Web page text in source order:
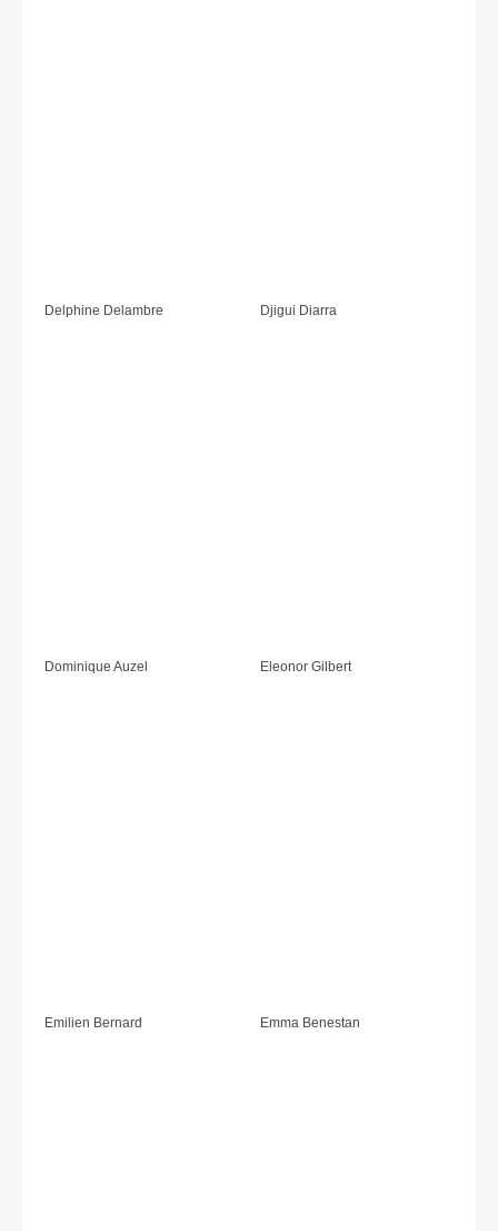
Delphine Delambre Djigui Diarra
Dominique Auzel Eleonor Gilbert
Emilien Bernard Emma Benestan